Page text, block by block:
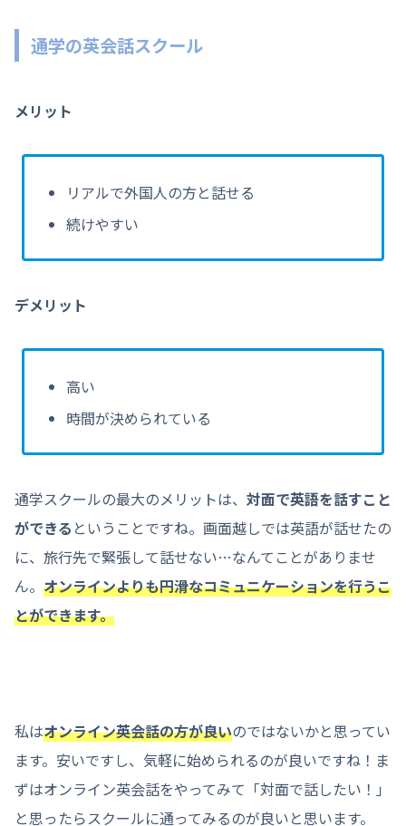
通学の英会話スクール
メリット
リアルで外国人の方と話せる
続けやすい
デメリット
高い
時間が決められている
通学スクールの最大のメリットは、 対面で英語を話すこと
ができる ということですね。画面越しでは英語が話せたの
に、旅行先で緊張して話せない…なんてことがありませ
ん。 オンラインよりも円滑なコミュニケーションを行うこ
とができます。
私はオンライン英会話の方が良いのではないかと思ってい
ます。安いですし、気軽に始められるのが良いですね！ま
ずはオンライン英会話をやってみて「対面で話したい！」
と思ったらスクールに通ってみるのが良いと思います。